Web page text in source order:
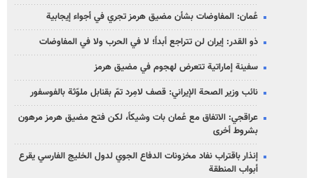
عُمان: المفاوضات بشأن مضيق هرمز تجري في أجواء إيجابية
ذو القدر: إيران لن تتراجع أبداً؛ لا في الحرب ولا في المفاوضات
سفينة إماراتية تتعرض لهجوم في مضيق هرمز
نائب وزير الصحة الإيراني: قصف لامِرد تمّ بقنابل ملوّثة بالفوسفور
عراقجي: الاتفاق مع عُمان بات وشيكاً، لكن فتح مضيق هرمز مرهون
بشروط أخرى
إنذار باقتراب نفاد مخزونات الدفاع الجوي لدول الخليج الفارسي يقرع
أبواب المنطقة